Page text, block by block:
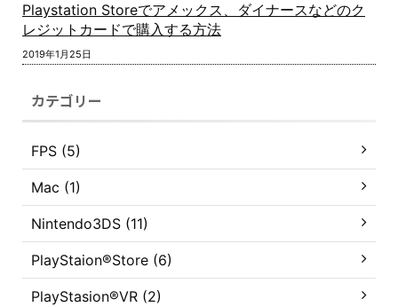
Playstation Storeでアメックス、ダイナースなどのク
レジットカードで購入する方法
2019年1月25日
カテゴリー
FPS (5)
Mac (1)
Nintendo3DS (11)
PlayStaion®Store (6)
PlayStasion®VR (2)